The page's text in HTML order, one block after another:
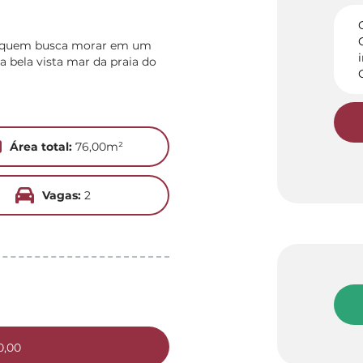
busca morar em um
bela vista mar da praia do
Área total:76,00m²
Vagas:2